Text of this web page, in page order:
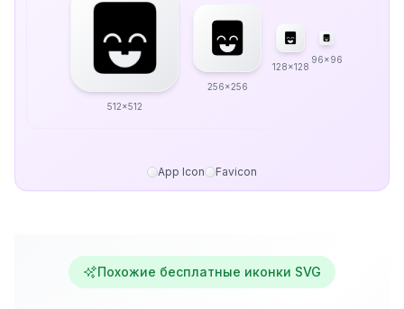
512x512
256x256
128x128
96x96
App Icon Favicon
Похожие бесплатные иконки SVG